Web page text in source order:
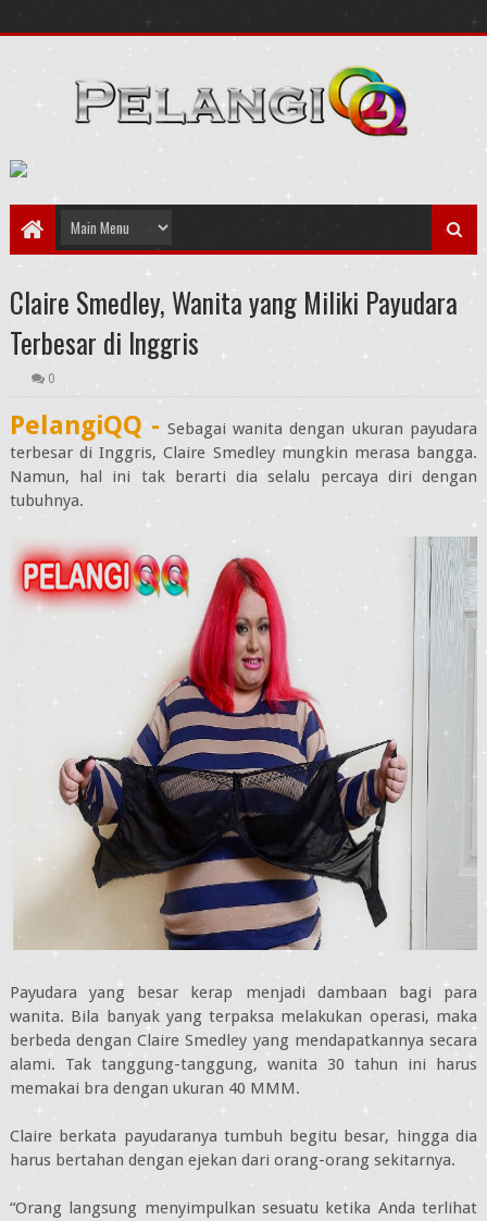
Claire Smedley, Wanita yang Miliki Payudara
Terbesar di Inggris
0
PelangiQQ - Sebagai wanita dengan ukuran payudara
terbesar di Inggris, Claire Smedley mungkin merasa bangga.
Namun, hal ini tak berarti dia selalu percaya diri dengan
tubuhnya.
Payudara yang besar kerap menjadi dambaan bagi para
wanita. Bila banyak yang terpaksa melakukan operasi, maka
berbeda dengan Claire Smedley yang mendapatkannya secara
alami. Tak tanggung-tanggung, wanita 30 tahun ini harus
memakai bra dengan ukuran 40 MMM.
Claire berkata payudaranya tumbuh begitu besar, hingga dia
harus bertahan dengan ejekan dari orang-orang sekitarnya.
“Orang langsung menyimpulkan sesuatu ketika Anda terlihat